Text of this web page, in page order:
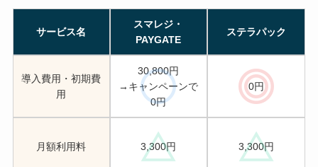
サービス名
スマレジ・
PAYGATE
ステラパック
導入費用・初期費
用
30,800円
→キャンペーンで
0円
0円
月額利用料 3,300円 3,300円